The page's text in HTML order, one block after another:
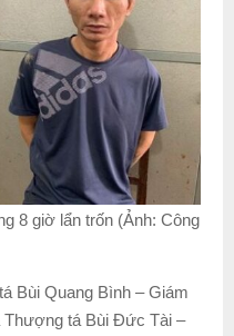
8 giờ lẩn trốn (Ảnh: Công
Bùi Quang Bình – Giám
Thượng tá Bùi Đức Tài –